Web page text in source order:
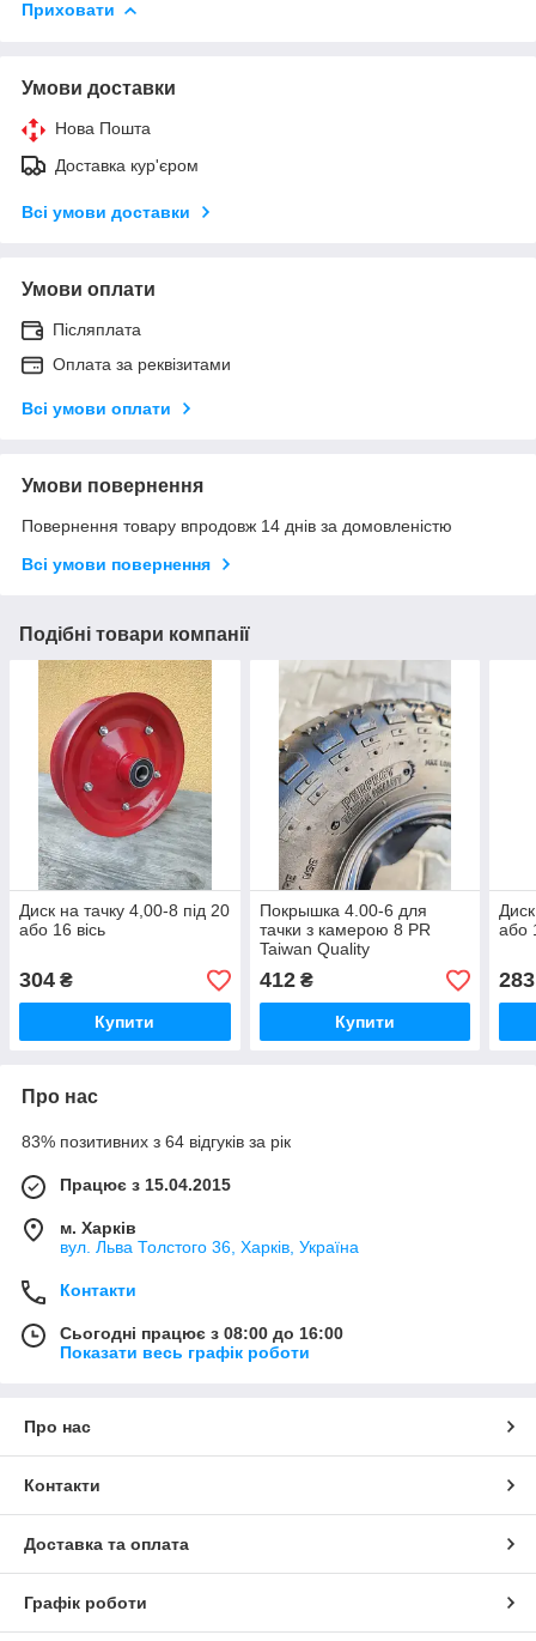
Приховати
Умови доставки
Нова Пошта
Доставка кур'єром
Всі умови доставки
Умови оплати
Післяплата
Оплата за реквізитами
Всі умови оплати
Умови повернення
Повернення товару впродовж 14 днів за домовленістю
Всі умови повернення
Подібні товари компанії
Диск на тачку 4,00-8 під 20
або 16 вісь
304 ₴
Купити
Покрышка 4.00-6 для
тачки з камерою 8 PR
Taiwan Quality
412₴
Купити
або
283
Про нас
83% позитивних з 64 відгуків за рік
Працює з 15.04.2015
м. Харків
вул. Льва Толстого 36, Харків, Україна
Контакти
Сьогодні працює з 08:00 до 16:00
Показати весь графік роботи
Про нас
Контакти
Доставка та оплата
Графік роботи